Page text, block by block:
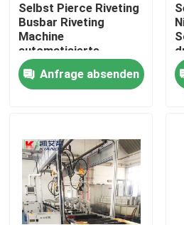
Treten Sie mit uns in
Nachrichten
Hauptleitungsträger-Maschine
Hauptleitungsträger-
Selbst Pierce Riveting
Busbar Riveting
Machine
automatisierte
Erröten
Anfrage absenden